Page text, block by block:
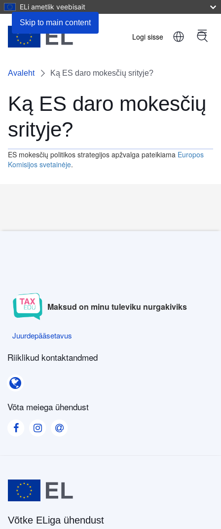
Skip to main content
ELi ametlik veebisait
User
account
Logi sisse Menu
Avaleht Ką ES daro mokesčių srityje?
Ką ES daro mokesčių
srityje?
ES mokesčių politikos strategijos apžvalga pateikiama Europos
Komisijos svetainėje.
Maksud on minu tuleviku nurgakiviks
Juurdepääsetavus
Juurdepääsetavus
Riiklikud kontaktandmed
Võta meiega ühendust
Võtke ELiga ühendust